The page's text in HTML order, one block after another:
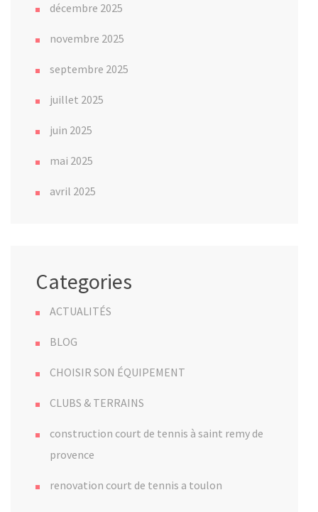
décembre 2025
novembre 2025
septembre 2025
juillet 2025
juin 2025
mai 2025
avril 2025
Categories
ACTUALITÉS
BLOG
CHOISIR SON ÉQUIPEMENT
CLUBS & TERRAINS
construction court de tennis à saint remy de
provence
renovation court de tennis a toulon